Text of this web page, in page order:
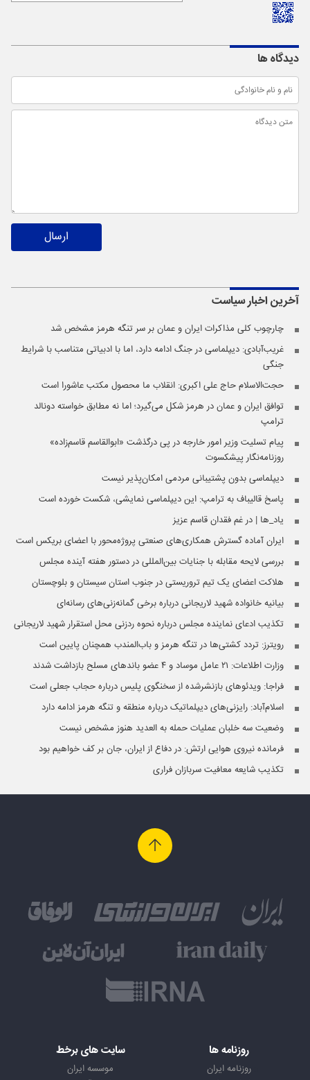
دیدگاه ها
ارسال
آخرین اخبارسیاست
چارچوب کلی مذاکرات ایران و عمان بر سر تنگه هرمز مشخص شد
غریب‌آبادی: دیپلماسی در جنگ ادامه دارد، اما با ادبیاتی متناسب با شرایط
جنگی
حجت‌الاسلام حاج علی اکبری: انقلاب ما محصول مکتب عاشورا است
توافق ایران و عمان در هرمز شکل می‌گیرد؛ اما نه مطابق خواسته دونالد
ترامپ
پیام تسلیت وزیر امور خارجه در پی درگذشت «ابوالقاسم قاسم‌زاده»
روزنامه‌نگار پیشکسوت
دیپلماسی بدون پشتیبانی مردمی امکان‌پذیر نیست
پاسخ قالیباف به ترامپ: این دیپلماسی نمایشی، شکست خورده است
یاد_ها | در غم فقدان قاسم عزیز
ایران آماده گسترش همکاری‌های صنعتی پروژه‌محور با اعضای بریکس است
بررسی لایحه مقابله با جنایات بین‌المللی در دستور هفته آینده مجلس
هلاکت اعضای یک تیم تروریستی در جنوب استان سیستان و بلوچستان
بیانیه خانواده شهید لاریجانی درباره برخی گمانه‌زنی‌های رسانه‌ای
تکذیب ادعای نماینده مجلس درباره نحوه ردزنی محل استقرار شهید لاریجانی
رویترز: تردد کشتی‌ها در تنگه هرمز و باب‌المندب همچنان پایین است
وزارت اطلاعات: ۲۱ عامل موساد و ۴ عضو باندهای مسلح بازداشت شدند
فراجا: ویدئوهای بازنشرشده از سخنگوی پلیس درباره حجاب جعلی است
اسلام‌آباد: رایزنی‌های دیپلماتیک درباره منطقه و تنگه هرمز ادامه دارد
وضعیت سه خلبان عملیات حمله به العدید هنوز مشخص نیست
فرمانده نیروی هوایی ارتش: در دفاع از ایران، جان بر کف خواهیم بود
تکذیب شایعه معافیت سربازان فراری
روزنامه ها
روزنامه ایران
سایت های برخط
موسسه ایران